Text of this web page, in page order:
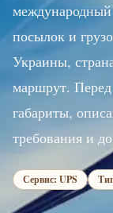
посылок и
Украины,
маршрут.
габариты,
требования и
Сервис: UPS